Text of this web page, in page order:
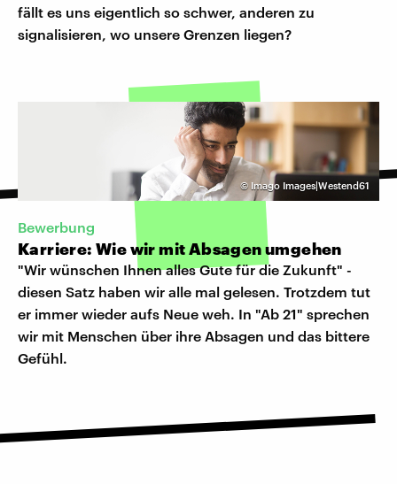
fällt es uns eigentlich so schwer, anderen zu
signalisieren, wo unsere Grenzen liegen?
© Imago Images|Westend61
Bewerbung
Karriere: Wie wir mit Absagen umgehen
"Wir wünschen Ihnen alles Gute für die Zukunft" -
diesen Satz haben wir alle mal gelesen. Trotzdem tut
er immer wieder aufs Neue weh. In "Ab 21" sprechen
wir mit Menschen über ihre Absagen und das bittere
Gefühl.